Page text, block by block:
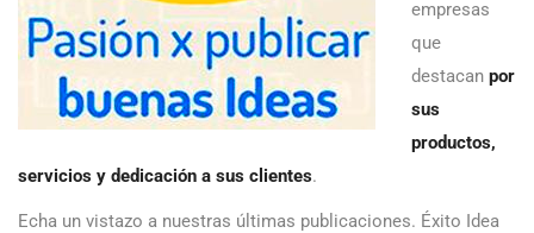
empresas
que
destacan por
sus
productos,
servicios y dedicación a sus clientes.
Echa un vistazo a nuestras últimas publicaciones. Éxito Idea